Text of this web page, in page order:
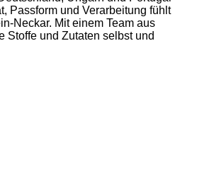
Passform und Verarbeitung fühlt
Neckar. Mit einem Team aus
und Zutaten selbst und